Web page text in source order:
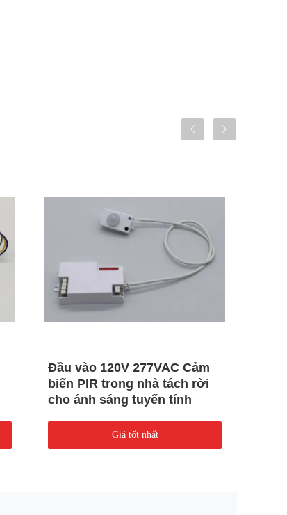
Đầu vào 120V 277VAC Cảm
biến PIR trong nhà tách rời
cho ánh sáng tuyến tính
Giá tốt nhất